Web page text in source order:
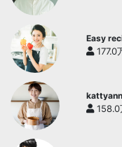
Easy
Yukari's
177.0
158.0